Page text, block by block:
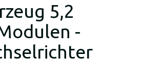
5,2
-